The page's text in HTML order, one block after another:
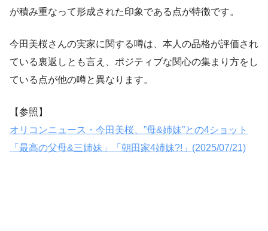
が積み重なって形成された印象である点が特徴です。
今田美桜さんの実家に関する噂は、本人の品格が評価され
ている裏返しとも言え、ポジティブな関心の集まり方をし
ている点が他の噂と異なります。
【参照】
オリコンニュース・今田美桜、”母&姉妹”との4ショット
「最高の父母&三姉妹」「朝田家4姉妹?!」(2025/07/21)